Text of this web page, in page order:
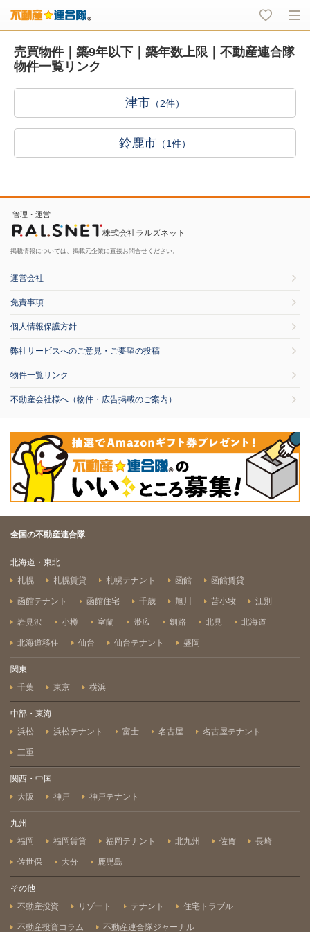
売買物件｜築9年以下｜築年数上限｜不動産連合隊
物件一覧リンク
津市 （2件）
鈴鹿市 （1件）
管理・運営
株式会社ラルズネット
掲載情報については、掲載元企業に直接お問合せください。
運営会社
免責事項
個人情報保護方針
弊社サービスへのご意見・ご要望の投稿
物件一覧リンク
不動産会社様へ（物件・広告掲載のご案内）
全国の不動産連合隊
北海道・東北
札幌
札幌賃貸 札幌テナント 函館 函館賃貸
函館テナント 函館住宅 千歳 旭川 苫小牧 江別
岩見沢 小樽 室蘭 帯広 釧路 北見 北海道
北海道移住 仙台 仙台テナント 盛岡
関東
千葉
東京 横浜
中部・東海
浜松
浜松テナント 富士 名古屋 名古屋テナント
三重
関西・中国
大阪
神戸 神戸テナント
九州
福岡
福岡賃貸 福岡テナント 北九州 佐賀 長崎
佐世保 大分 鹿児島
その他
不動産投資
リゾート テナント 住宅トラブル
不動産投資コラム 不動産連合隊ジャーナル